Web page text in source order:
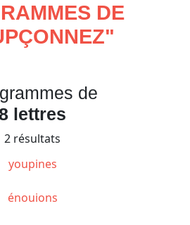
DE
"
de
lettres
2 résultats
youpines
énouions